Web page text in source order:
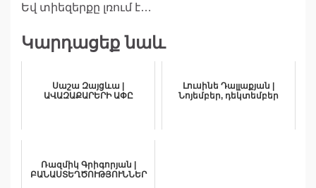
Եվ տիեզերքը լռում է…
Կարդացեք նաև
Սաշա Զայցևա |
ԱՎԱԶԱՔԱՐԵՐԻ ԱՓԸ
Լուսինե Դալլաքյան |
Նոյեմբեր, դեկտեմբեր
Ռազմիկ Գրիգորյան |
ԲԱՆԱՍՏԵՂԾՈՒԹՅՈՒՆՆԵՐ